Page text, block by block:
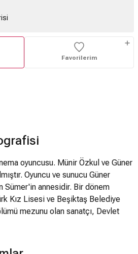
Favorilerim
oyuncusu. Münir Özkul ve Güner
Oyuncu ve sunucu Güner
Sümer'in annesidir. Bir dönem
Kız Lisesi ve Beşiktaş Belediye
mezunu olan sanatçı, Devlet
zamanda sanat yönetmenliği
eğitimi almıştır. Bir çok sinema